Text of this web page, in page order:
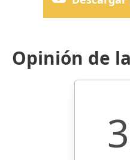
Opinión de